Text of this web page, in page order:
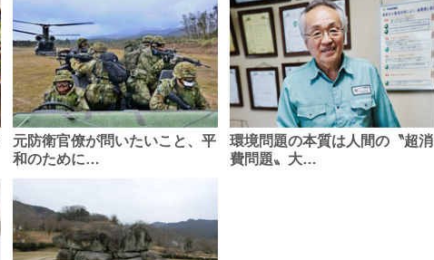
元防衛官僚が問いたいこと、平
和のために…
環境問題の本質は人間の〝超消
費問題〟大…